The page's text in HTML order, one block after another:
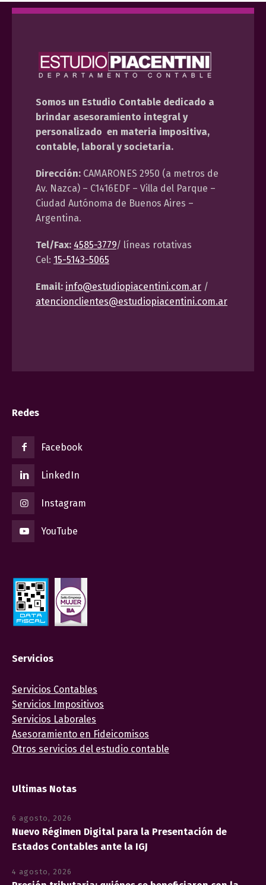
Somos un Estudio Contable dedicado a
brindar asesoramiento integral y
personalizado en materia impositiva,
contable, laboral y societaria.
Dirección: CAMARONES 2950 (a metros de
Av. Nazca) – C1416EDF – Villa del Parque –
Ciudad Autónoma de Buenos Aires –
Argentina.
Tel/Fax: 4585-3779/ líneas rotativas
Cel: 15-5143-5065
Email: info@estudiopiacentini.com.ar /
atencionclientes@estudiopiacentini.com.ar
Redes
Facebook
LinkedIn
Instagram
YouTube
Servicios
Servicios Contables
Servicios Impositivos
Servicios Laborales
Asesoramiento en Fideicomisos
Otros servicios del estudio contable
Ultimas Notas
6 agosto, 2026
Nuevo Régimen Digital para la Presentación de
Estados Contables ante la IGJ
4 agosto, 2026